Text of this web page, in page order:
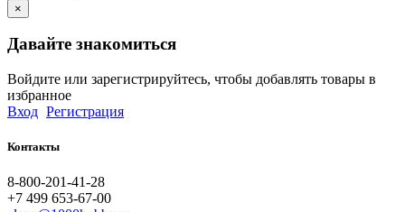
×
Давайте знакомиться
Войдите или зарегистрируйтесь, чтобы добавлять товары в
избранное
Вход Регистрация
Контакты
8-800-201-41-28
+7 499 653-67-00